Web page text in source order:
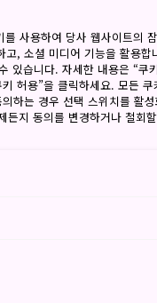
사용하여 당사 웹사이트의
, 소셜 미디어 기능을 활용합
있습니다. 자세한 내용은 “쿠
허용”을 클릭하세요. 모든
하는 경우 선택 스위치를 활
든지 동의를 변경하거나 철회